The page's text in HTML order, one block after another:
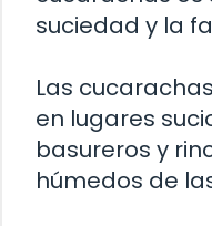
suciedad y la
Las
en lugares
basureros y
húmedos de